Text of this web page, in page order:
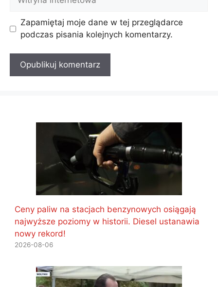
internetowa
Zapamiętaj moje dane w tej przeglądarce
podczas pisania kolejnych komentarzy.
Ceny paliw na stacjach benzynowych osiągają
najwyższe poziomy w historii. Diesel ustanawia
nowy rekord!
2026-08-06